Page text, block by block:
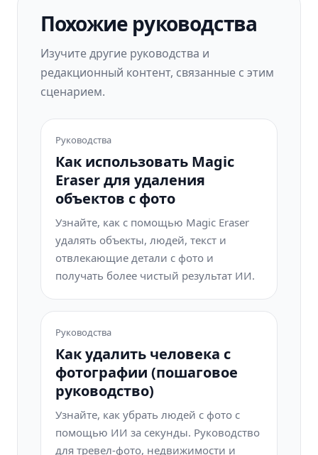
Похожие руководства
Изучите другие руководства и
редакционный контент, связанные с этим
сценарием.
Руководства
Как использовать Magic
Eraser для удаления
объектов с фото
Узнайте, как с помощью Magic Eraser
удалять объекты, людей, текст и
отвлекающие детали с фото и
получать более чистый результат ИИ.
Руководства
Как удалить человека с
фотографии (пошаговое
руководство)
Узнайте, как убрать людей с фото с
помощью ИИ за секунды. Руководство
для тревел-фото, недвижимости и